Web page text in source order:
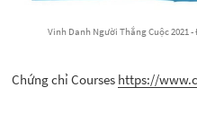
Vinh Danh Người Thắng Cuộc 2021
Chứng chỉ Courses https://